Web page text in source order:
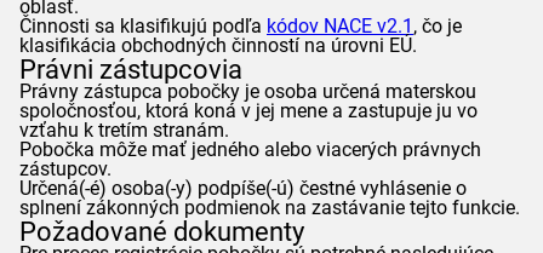
oblasť.
Činnosti sa klasifikujú podľa kódov NACE v2.1 , čo je
klasifikácia obchodných činností na úrovni EÚ.
Právni zástupcovia
Právny zástupca pobočky je osoba určená materskou
spoločnosťou, ktorá koná v jej mene a zastupuje ju vo
vzťahu k tretím stranám.
Pobočka môže mať jedného alebo viacerých právnych
zástupcov.
Určená(-é) osoba(-y) podpíše(-ú) čestné vyhlásenie o
splnení zákonných podmienok na zastávanie tejto funkcie.
Požadované dokumenty